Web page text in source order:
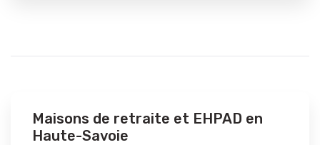
Maisons de retraite et EHPAD en
Haute-Savoie